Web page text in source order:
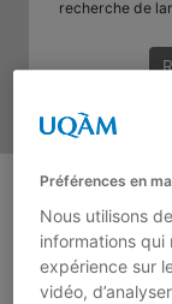
recherche de
Préférences en
Nous utilisons
informations qui
expérience sur
vidéo,